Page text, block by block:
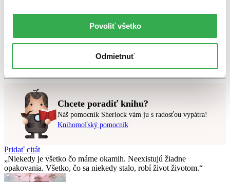
Povoliť všetko
Odmietnuť
Zrušiť filtre
vyhovujúci zadaným podmienkam.
Skúste prosím zmeniť vyhľadávaný výraz.
Chcete poradiť knihu?
Náš pomocník Sherlock vám ju s radosťou vypátra!
Knihomoľský pomocník
Pridať citát
Niekedy je všetko čo máme okamih. Neexistujú žiadne
opakovania. Všetko, čo sa niekedy stalo, robí život životom.